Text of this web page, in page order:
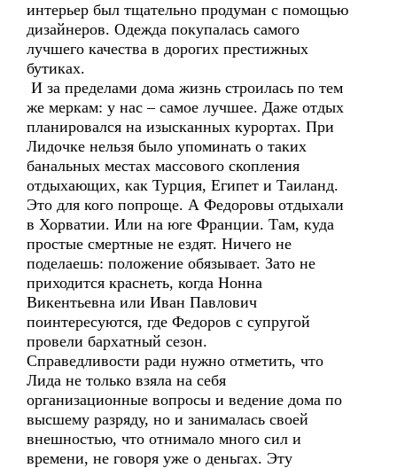
интерьер был тщательно продуман с помощью
дизайнеров. Одежда покупалась самого
лучшего качества в дорогих престижных
бутиках.
И за пределами дома жизнь строилась по тем
же меркам: у нас – самое лучшее. Даже отдых
планировался на изысканных курортах. При
Лидочке нельзя было упоминать о таких
банальных местах массового скопления
отдыхающих, как Турция, Египет и Таиланд.
Это для кого попроще. А Федоровы отдыхали
в Хорватии. Или на юге Франции. Там, куда
простые смертные не ездят. Ничего не
поделаешь: положение обязывает. Зато не
приходится краснеть, когда Нонна
Викентьевна или Иван Павлович
поинтересуются, где Федоров с супругой
провели бархатный сезон.
Справедливости ради нужно отметить, что
Лида не только взяла на себя
организационные вопросы и ведение дома по
высшему разряду, но и занималась своей
внешностью, что отнимало много сил и
времени, не говоря уже о деньгах. Эту